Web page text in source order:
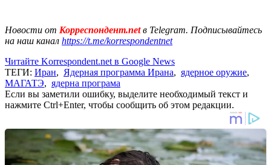
Новости от Корреспондент.netв Telegram. Подписывайтесь
на наш канал https://t.me/korrespondentnet
Читайте Korrespondent.net в Google News
ТЕГИ: Иран, Ядерная программа Ирана, ядерное оружие,
МАГАТЭ, ядерна програма
Если вы заметили ошибку, выделите необходимый текст и
нажмите Ctrl+Enter, чтобы сообщить об этом редакции.